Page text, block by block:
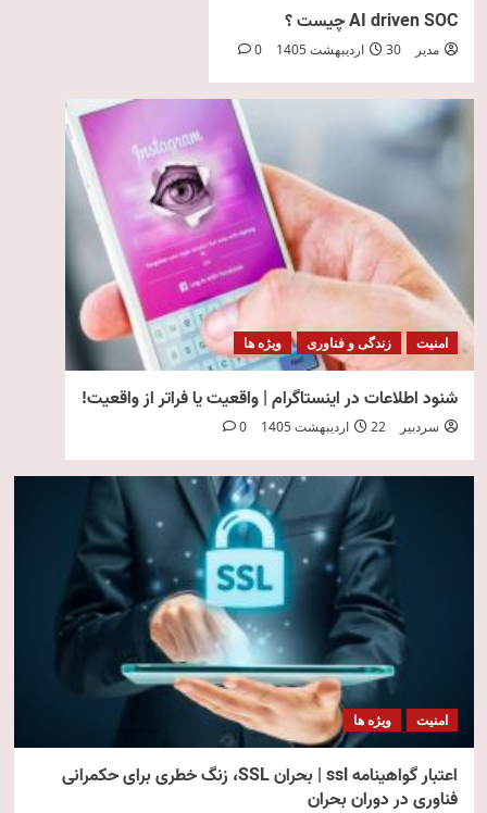
AI driven SOC چیست ؟
مدیر 30 اردیبهشت 1405 0
امنیت زندگی و فناوری ویژه ها
شنود اطلاعات در اینستاگرام | واقعیت یا فراتر از واقعیت!
سردبیر 22 اردیبهشت 1405 0
امنیت ویژه ها
اعتبار گواهینامه ssl | بحران SSL، زنگ خطری برای حکمرانی
فناوری در دوران بحران